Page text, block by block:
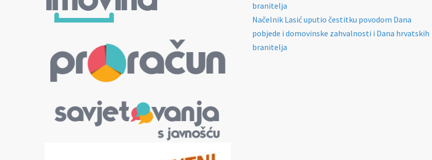
branitelja
Načelnik Lasić uputio čestitku povodom Dana
pobjede i domovinske zahvalnosti i Dana hrvatskih
branitelja